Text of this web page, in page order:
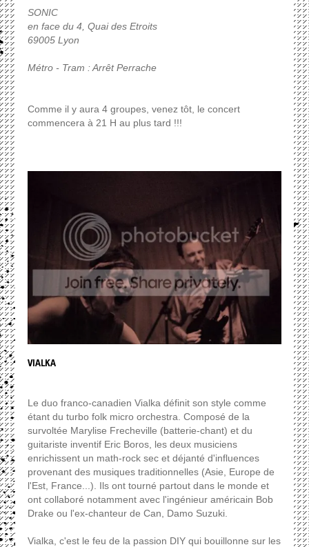
SONIC
en face du 4, Quai des Etroits
69005 Lyon
Métro - Tram : Arrêt Perrache
Comme il y aura 4 groupes, venez tôt, le concert
commencera à 21 H au plus tard !!!
VIALKA
Le duo franco-canadien Vialka définit son style comme
étant du turbo folk micro orchestra. Composé de la
survoltée Marylise Frecheville (batterie-chant) et du
guitariste inventif Eric Boros, les deux musiciens
enrichissent un math-rock sec et déjanté d'influences
provenant des musiques traditionnelles (Asie, Europe de
l'Est, France...). Ils ont tourné partout dans le monde et
ont collaboré notamment avec l'ingénieur américain Bob
Drake ou l'ex-chanteur de Can, Damo Suzuki.
Vialka, c'est le feu de la passion DIY qui bouillonne sur les